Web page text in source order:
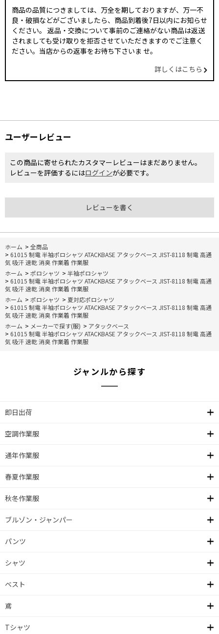
商品の品質につきましては、万全を期しておりますが、万一不
良・破損などがございましたら、商品到着後7日以内にお知らせ
ください。 返品・交換について事前のご連絡がない商品は返送
されましても受け取りを拒否させていただきますのでご注意く
ださい。当店からの返事をお待ち下さいま せ。
詳しくはこちら
ユーザーレビュー
この商品に寄せられたカスタマーレビューはまだありません。
レビューを評価するにはログインが必要です。
レビューを書く
ホーム > 全商品
> 61015 制電 半袖ポロシャツ ATACKBASE アタックベース JIST-8118 制電 高通
気 吸汗 速乾 消臭 作業着 作業服
ホーム > ポロシャツ > 半袖ポロシャツ
> 61015 制電 半袖ポロシャツ ATACKBASE アタックベース JIST-8118 制電 高通
気 吸汗 速乾 消臭 作業着 作業服
ホーム > ポロシャツ > 夏対応ポロシャツ
> 61015 制電 半袖ポロシャツ ATACKBASE アタックベース JIST-8118 制電 高通
気 吸汗 速乾 消臭 作業着 作業服
ホーム > メーカーで探す(服) > アタックベース
> 61015 制電 半袖ポロシャツ ATACKBASE アタックベース JIST-8118 制電 高通
気 吸汗 速乾 消臭 作業着 作業服
ジャンルから探す
即日出荷
空調作業服
通年作業服
春夏作業服
秋冬作業服
ブルゾン・ジャンパー
パンツ
シャツ
ベスト
鳶
Tシャツ